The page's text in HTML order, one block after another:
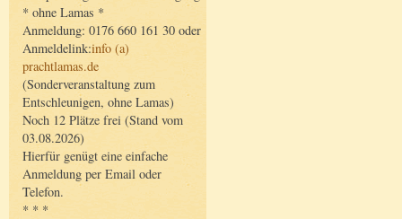
* ohne Lamas *
Anmeldung: 0176 660 161 30 oder
Anmeldelink:info (a)
prachtlamas.de
(Sonderveranstaltung zum
Entschleunigen, ohne Lamas)
Noch 12 Plätze frei (Stand vom
03.08.2026)
Hierfür genügt eine einfache
Anmeldung per Email oder
Telefon.
* * *